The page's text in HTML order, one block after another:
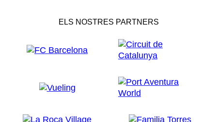
ELS NOSTRES PARTNERS